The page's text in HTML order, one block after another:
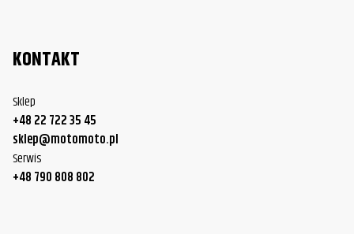
KONTAKT
Sklep
+48 22 722 35 45
sklep@motomoto.pl
Serwis
+48 790 808 802